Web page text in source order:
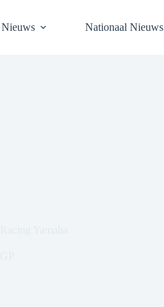
Nieuws Nationaal Nieuws